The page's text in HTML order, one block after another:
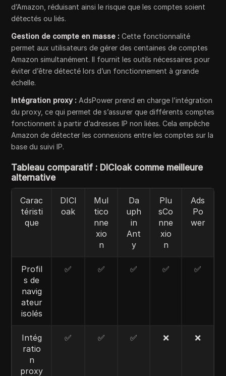
d’Amazon, réduisant ainsi le risque que les comptes soient
détectés ou liés.
Gestion de compte en masse : Cette fonctionnalité
permet aux utilisateurs de gérer des centaines de comptes
Amazon simultanément. Il fournit les outils nécessaires pour
éviter d’être détecté lors d’un fonctionnement à grande
échelle.
Intégration proxy : AdsPower prend en charge l’intégration
du proxy, ce qui permet de s’assurer que différents comptes
fonctionnent à partir d’adresses IP non liées. Cela empêche
Amazon de détecter les connexions entre les comptes sur la
base du suivi IP.
Tableau comparatif : DICloak comme meilleure
alternative
Carac
téristi
que
DICl
oak
Mul
tico
nne
xio
n
Da
uph
in
Ant
y
Plu
sCo
nne
xio
n
Ads
Po
wer
Profil
s de
navig
ateur
isolés
✅ ✅ ✅ ✅ ✅
Intég
ratio
n
proxy
✅ ✅ ✅ ❌ ❌